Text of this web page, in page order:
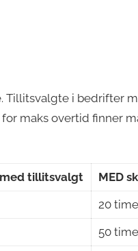
i bedrifter
maks overtid finner
tillitsvalgt
MED
20
50